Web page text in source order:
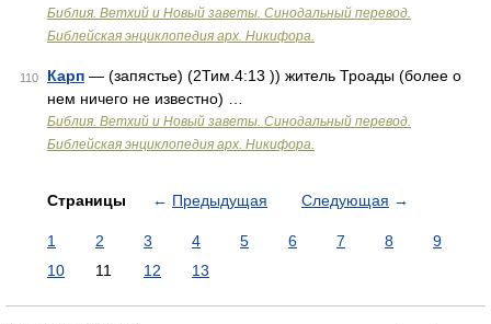
Библия. Ветхий и Новый заветы. Синодальный перевод.
Библейская энциклопедия арх. Никифора.
110 Карп — (запястье) (2Тим.4:13 )) житель Троады (более о
нем ничего не известно) …
Библия. Ветхий и Новый заветы. Синодальный перевод.
Библейская энциклопедия арх. Никифора.
Страницы ← Предыдущая Следующая →
1 2 3 4 5 6 7 8
9
10
11 12 13